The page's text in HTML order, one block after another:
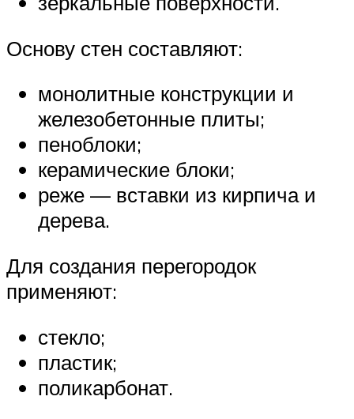
Основу стен составляют:
монолитные конструкции и
железобетонные плиты;
пеноблоки;
керамические блоки;
реже — вставки из кирпича и
дерева.
Для создания перегородок
применяют:
стекло;
пластик;
поликарбонат.